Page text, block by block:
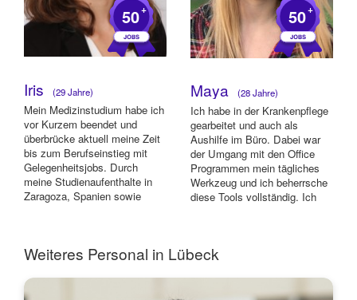
50+
Iris (29 Jahre)
Mein Medizinstudium habe ich
vor Kurzem beendet und
überbrücke aktuell meine Zeit
bis zum Berufseinstieg mit
Gelegenheitsjobs. Durch
meine Studienaufenthalte in
Zaragoza, Spanien sowie
50+
Maya (28 Jahre)
Ich habe in der Krankenpflege
gearbeitet und auch als
Aushilfe im Büro. Dabei war
der Umgang mit den Office
Programmen mein tägliches
Werkzeug und ich beherrsche
diese Tools vollständig. Ich
Weiteres Personal in Lübeck